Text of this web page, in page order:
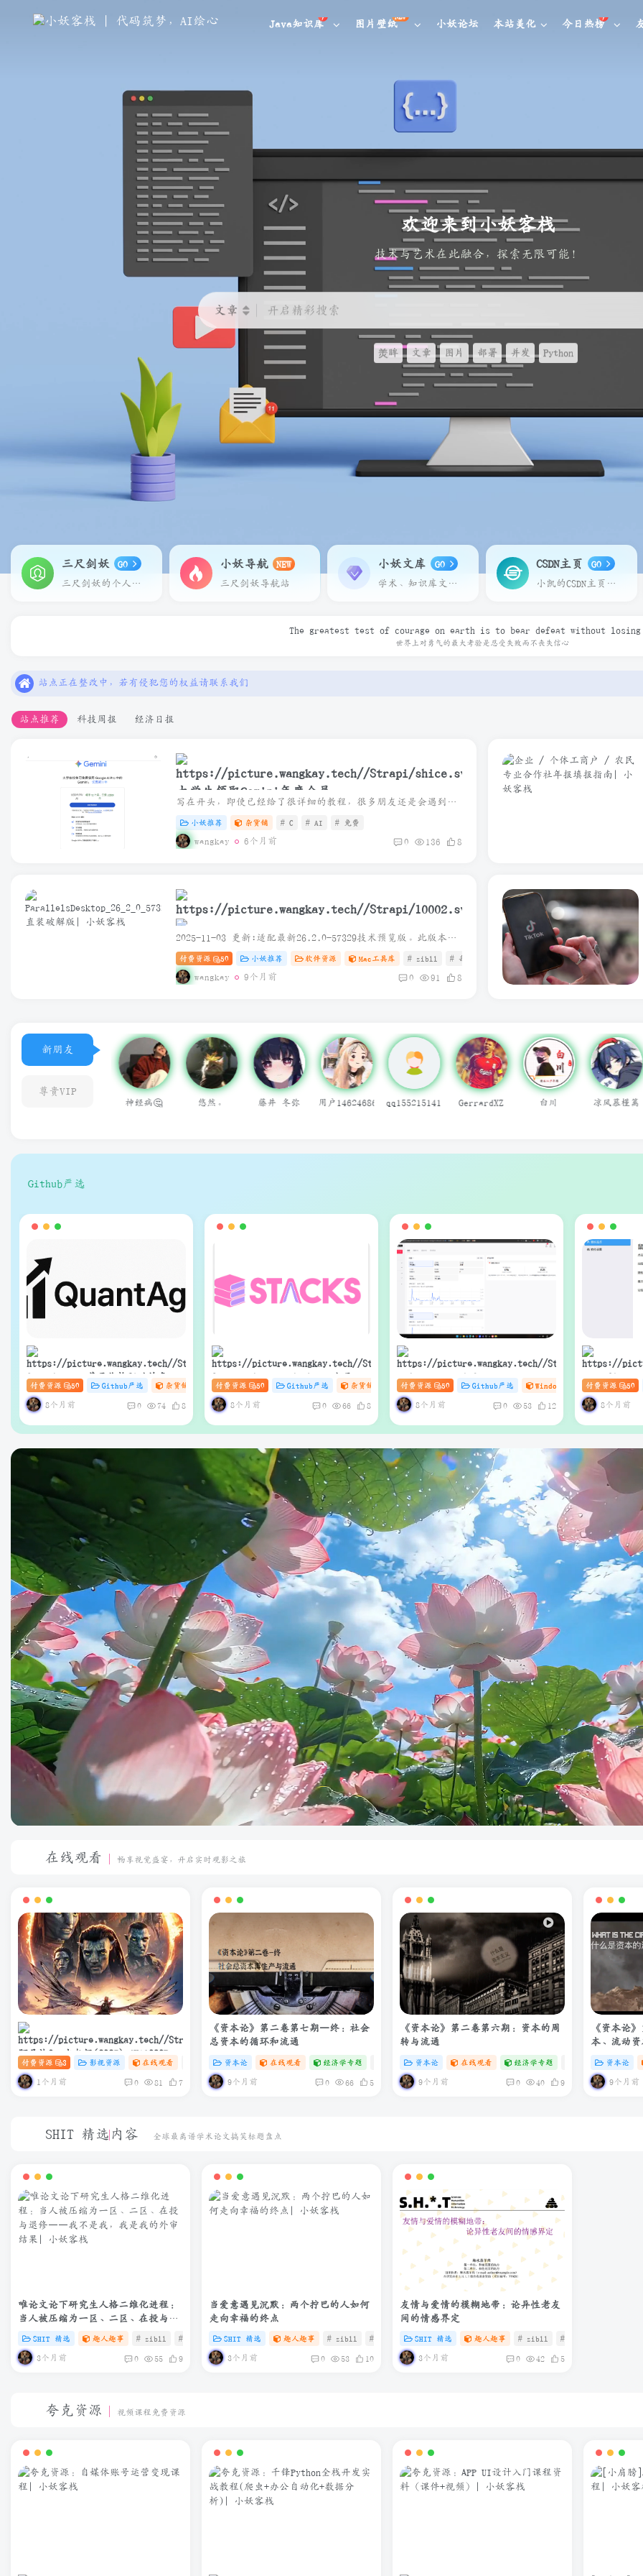
Java知识库 图片壁纸
NEW
小妖论坛 本站美化 今日热榜
欢迎来到小妖客栈
技术与艺术在此融合，探索无限可能
文章 开启精彩搜索
羙眸 文章 图片 部署 并发 Python
三尺剑妖
GO
三尺剑妖的个人主页
小妖导航
NEW
三尺剑妖导航站
小妖文库
GO
学术、知识库文章在线预览下载
CSDN主页
GO
小凯的CSDN主页，请多多关照
The greatest test of courage on earth is to bear defeat without
世界上对勇气的最大考验是忍受失败而不丧失信心
站点正在整改中，若有侵犯您的权益请联系我们
站点正在整改中，若有侵犯您的权益请联系我们
站点推荐 科技周报 经济日报
大学生领取Gemini年度会员
写在开头，即使已经给了很详细的教程，很多朋友还是会遇到这样或者那样的问题，建议浏览器开无痕模式重新按照教程走一遍，其次是看评论区大佬们的回答，最后实在解决不了的话建议直接上海鲜市场...
小妖推荐 杂货铺 # C # AI # 免费
wangkay 6个月前 0 136 8
ParallelsDesktop_26_2_0_57329_Release_2025_11_03
直装破解版
2025-11-03 更新:适配最新26.2.0-57329技术预览版。此版本安装直接覆盖即可，无需考虑太多 相对于官方dmg，优化了以下内容: 1. 安装时不再强制检查是否有更新的版本。 2. 不再显...
付费资源 50 小妖推荐 软件资源 Mac工具库 # zibll # 每日更新
wangkay 9个月前 0 91 8
新朋友
尊贵VIP
用户14624686 qq155215141 GerrardXZ 白川 凉风慕槿篱 痞子焕 草東 九遥
Github严选
QuantAgent：基于价格驱动的多智
能体 LLM 高频交易分析系统
付费资源 50 Github严选 杂货铺 # zibll # C # AI
8个月前 0 74 8
Stacks：Anna’s Archive 电子书
快速下载的轻量级管理器（支持Web
界面与API）
付费资源 50 Github严选 杂货铺 # zibll # C # DDoS
8个月前 0 66 8
Video Material GEN Workstation
｜AI短视频生成与项目管理一体化
工作站
付费资源 50 Github严选 Windows工具库 杂货铺
8个月前 0 53 12
MouseClick
付费资源 50
8个月前
在线观看 畅享视觉盛宴，开启实时观影之旅
阿凡达3：火与烬(2025) 4K+1080P
中英双字 夸克&度盘&迅雷下载
付费资源 3 影视资源 在线观看 # 电影
1个月前 0 81 7
《资本论》第二卷第七期—终：社会
总资本的循环和流通
资本论 在线观看 经济学专题 # zibll # C
9个月前 0 66 5
《资本论》第二卷第六期：资本的周
转与流通
资本论 在线观看 经济学专题 # zibll # C
9个月前 0 40 9
《资本论
本、流动
资本论
9个月前
SHIT 精选内容 全球最离谱学术论文搞笑标题盘点
唯论文论下研究生人格二维化进程：
当人被压缩为一区、二区、在投与退
修——我不是我，我是我的外审结果
SHIT 精选 趣人趣事 # zibll # C # SHIT
3个月前 0 55 9
当爱意遇见沉默：两个拧巴的人如何
走向幸福的终点
SHIT 精选 趣人趣事 # zibll # C # SHIT
3个月前 0 53 10
友情与爱情的模糊地带：论异性老友
间的情感界定
SHIT 精选 趣人趣事 # zibll # C
3个月前 0 42 5
夸克资源 视频课程免费资源